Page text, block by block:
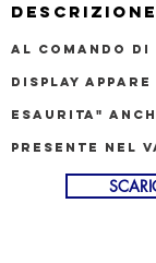
AL COMANDO DI
DISPLAY APPARE
ESAURITA"
PRESENTE NEL